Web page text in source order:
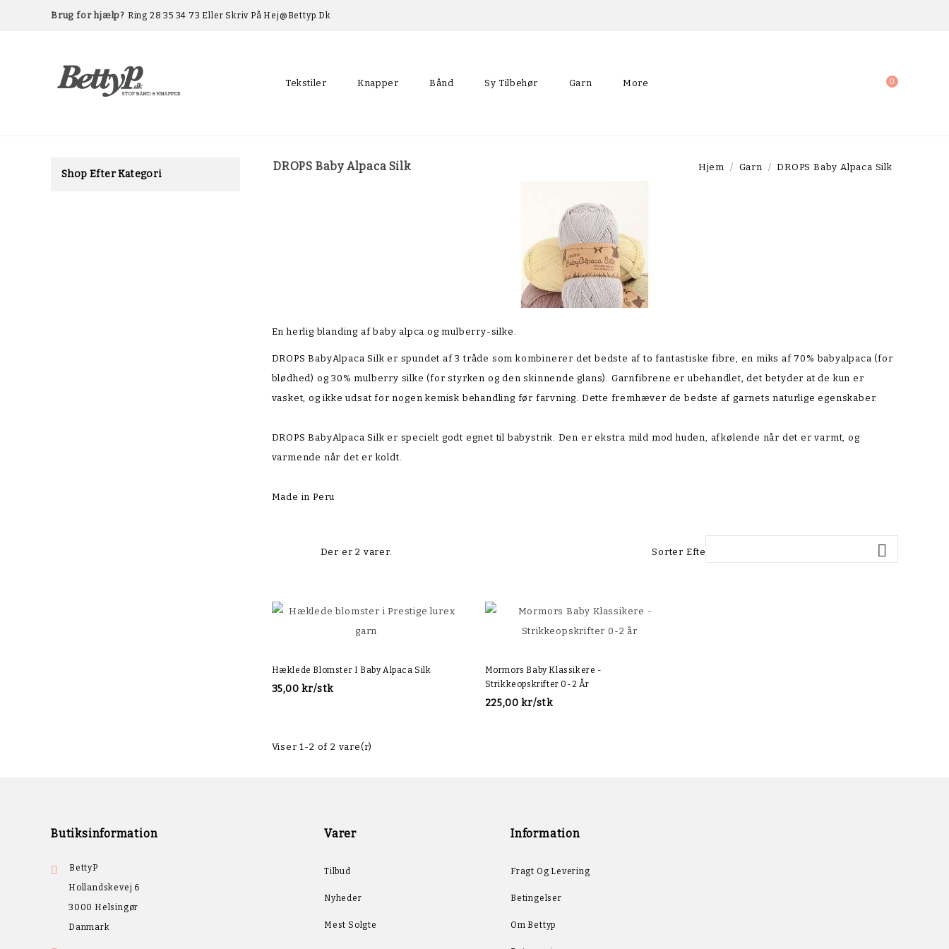
Brug for hjælp? Ring 28 35 34 73 Eller Skriv På Hej@bettyp.dk
0
Tekstiler Knapper Bånd Sy Tilbehør Garn More
Shop Efter Kategori
DROPS Baby Alpaca Silk Hjem Garn DROPS Baby Alpaca Silk
En herlig blanding af baby alpca og mulberry-silke.
DROPS BabyAlpaca Silk er spundet af 3 tråde som kombinerer det bedste af to fantastiske fibre, en miks af 70% babyalpaca (for
blødhed) og 30% mulberry silke (for styrken og den skinnende glans). Garnfibrene er ubehandlet, det betyder at de kun er
vasket, og ikke udsat for nogen kemisk behandling før farvning. Dette fremhæver de bedste af garnets naturlige egenskaber.
DROPS BabyAlpaca Silk er specielt godt egnet til babystrik. Den er ekstra mild mod huden, afkølende når det er varmt, og
varmende når det er koldt.
Made in Peru
Der er 2 varer. Sorter Efter 
Hæklede Blomster I Baby Alpaca Silk
35,00 kr/stk
Mormors Baby Klassikere -
Strikkeopskrifter 0-2 År
225,00 kr/stk
Viser 1-2 of 2 vare(r)
Butiksinformation

BettyP
Hollandskevej 6
3000 Helsingør
Danmark
Varer
Tilbud
Nyheder
Mest Solgte
Information
Fragt Og Levering
Betingelser
Om Bettyp